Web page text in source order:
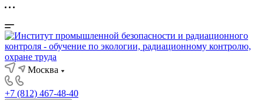
Москва
+7 (812) 467-48-40